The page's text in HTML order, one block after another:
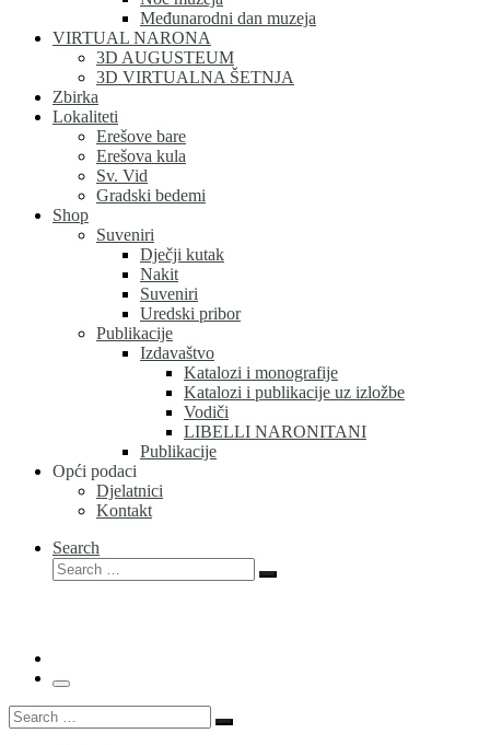
Međunarodni dan muzeja
VIRTUAL NARONA
3D AUGUSTEUM
3D VIRTUALNA ŠETNJA
Zbirka
Lokaliteti
Erešove bare
Erešova kula
Sv. Vid
Gradski bedemi
Shop
Suveniri
Dječji kutak
Nakit
Suveniri
Uredski pribor
Publikacije
Izdavaštvo
Katalozi i monografije
Katalozi i publikacije uz izložbe
Vodiči
LIBELLI NARONITANI
Publikacije
Opći podaci
Djelatnici
Kontakt
Search
Search
Search
Menu
Search
Search